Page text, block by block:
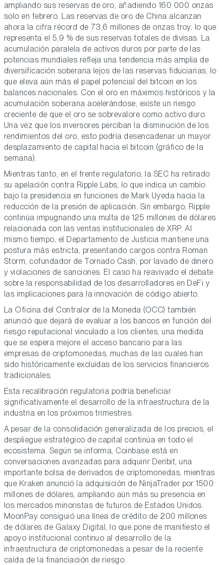
ampliando sus reservas de oro, añadiendo 160 000 onzas
solo en febrero. Las reservas de oro de China alcanzan
ahora la cifra récord de 73,6 millones de onzas troy, lo que
representa el 5,9 % de sus reservas totales de divisas. La
acumulación paralela de activos duros por parte de las
potencias mundiales refleja una tendencia más amplia de
diversificación soberana lejos de las reservas fiduciarias, lo
que eleva aún más el papel potencial del bitcoin en los
balances nacionales. Con el oro en máximos históricos y la
acumulación soberana acelerándose, existe un riesgo
creciente de que el oro se sobrevalore como activo duro.
Una vez que los inversores perciban la disminución de los
rendimientos del oro, esto podría desencadenar un mayor
desplazamiento de capital hacia el bitcoin (gráfico de la
semana).
Mientras tanto, en el frente regulatorio, la SEC ha retirado
su apelación contra Ripple Labs, lo que indica un cambio
bajo la presidencia en funciones de Mark Uyeda hacia la
reducción de la presión de aplicación. Sin embargo, Ripple
continúa impugnando una multa de 125 millones de dólares
relacionada con las ventas institucionales de XRP. Al
mismo tiempo, el Departamento de Justicia mantiene una
postura más estricta, presentando cargos contra Roman
Storm, cofundador de Tornado Cash, por lavado de dinero
y violaciones de sanciones. El caso ha reavivado el debate
sobre la responsabilidad de los desarrolladores en DeFi y
las implicaciones para la innovación de código abierto.
La Oficina del Contralor de la Moneda (OCC) también
anunció que dejará de evaluar a los bancos en función del
riesgo reputacional vinculado a los clientes, una medida
que se espera mejore el acceso bancario para las
empresas de criptomonedas, muchas de las cuales han
sido históricamente excluidas de los servicios financieros
tradicionales.
Esta recalibración regulatoria podría beneficiar
significativamente el desarrollo de la infraestructura de la
industria en los próximos trimestres.
A pesar de la consolidación generalizada de los precios, el
despliegue estratégico de capital continúa en todo el
ecosistema. Según se informa, Coinbase está en
conversaciones avanzadas para adquirir Deribit, una
importante bolsa de derivados de criptomonedas, mientras
que Kraken anunció la adquisición de NinjaTrader por 1500
millones de dólares, ampliando aún más su presencia en
los mercados minoristas de futuros de Estados Unidos.
MoonPay consiguió una línea de crédito de 200 millones
de dólares de Galaxy Digital, lo que pone de manifiesto el
apoyo institucional continuo al desarrollo de la
infraestructura de criptomonedas a pesar de la reciente
caída de la financiación de riesgo.